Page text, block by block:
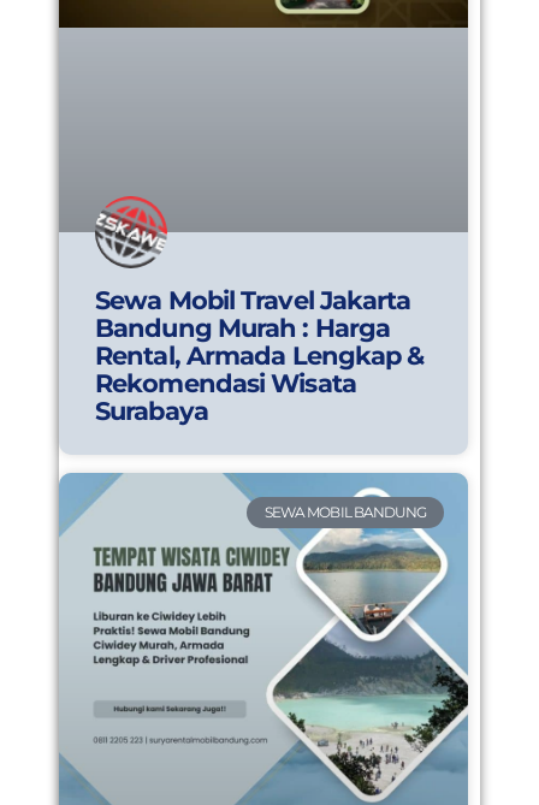
Sewa Mobil Travel Jakarta
Bandung Murah : Harga
Rental, Armada Lengkap &
Rekomendasi Wisata
Surabaya
SEWA MOBIL BANDUNG